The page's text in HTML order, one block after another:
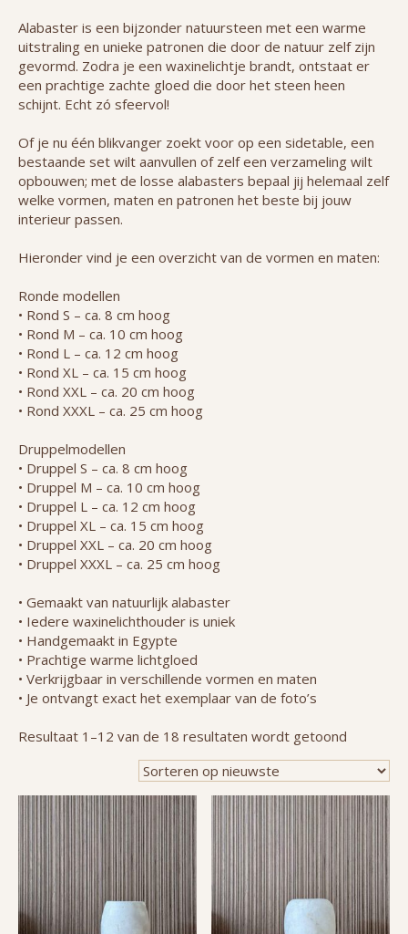
Alabaster is een bijzonder natuursteen met een warme
uitstraling en unieke patronen die door de natuur zelf zijn
gevormd. Zodra je een waxinelichtje brandt, ontstaat er
een prachtige zachte gloed die door het steen heen
schijnt. Echt zó sfeervol!
Of je nu één blikvanger zoekt voor op een sidetable, een
bestaande set wilt aanvullen of zelf een verzameling wilt
opbouwen; met de losse alabasters bepaal jij helemaal zelf
welke vormen, maten en patronen het beste bij jouw
interieur passen.
Hieronder vind je een overzicht van de vormen en maten:
Ronde modellen
• Rond S – ca. 8 cm hoog
• Rond M – ca. 10 cm hoog
• Rond L – ca. 12 cm hoog
• Rond XL – ca. 15 cm hoog
• Rond XXL – ca. 20 cm hoog
• Rond XXXL – ca. 25 cm hoog
Druppelmodellen
• Druppel S – ca. 8 cm hoog
• Druppel M – ca. 10 cm hoog
• Druppel L – ca. 12 cm hoog
• Druppel XL – ca. 15 cm hoog
• Druppel XXL – ca. 20 cm hoog
• Druppel XXXL – ca. 25 cm hoog
• Gemaakt van natuurlijk alabaster
• Iedere waxinelichthouder is uniek
• Handgemaakt in Egypte
• Prachtige warme lichtgloed
• Verkrijgbaar in verschillende vormen en maten
• Je ontvangt exact het exemplaar van de foto’s
Resultaat 1–12 van de 18 resultaten wordt getoond
nieuwste